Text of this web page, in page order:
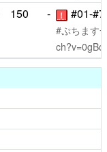
150 - ！ #01-
#ぷちます